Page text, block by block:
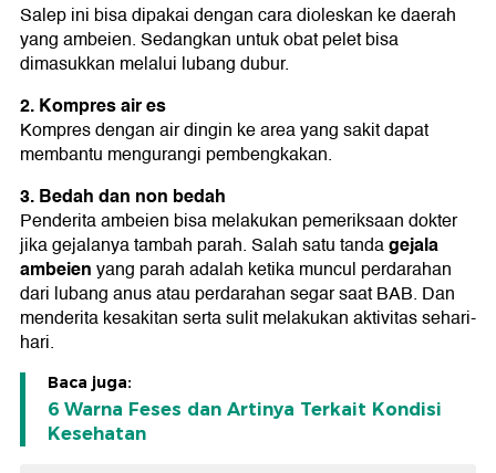
Salep ini bisa dipakai dengan cara dioleskan ke daerah
yang ambeien. Sedangkan untuk obat pelet bisa
dimasukkan melalui lubang dubur.
2. Kompres air es
Kompres dengan air dingin ke area yang sakit dapat
membantu mengurangi pembengkakan.
3. Bedah dan non bedah
Penderita ambeien bisa melakukan pemeriksaan dokter
jika gejalanya tambah parah. Salah satu tandagejala
ambeienyang parah adalah ketika muncul perdarahan
dari lubang anus atau perdarahan segar saat BAB. Dan
menderita kesakitan serta sulit melakukan aktivitas sehari-
hari.
Baca juga:
6 Warna Feses dan Artinya Terkait Kondisi
Kesehatan